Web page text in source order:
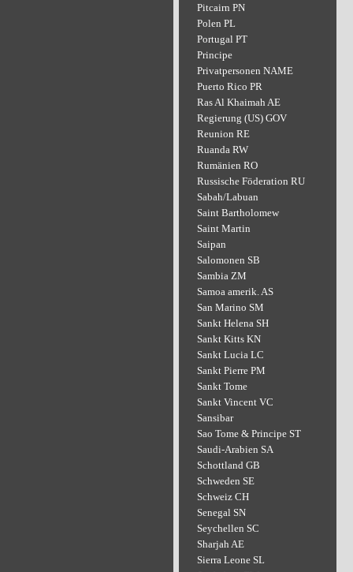
Pitcairn PN
Polen PL
Portugal PT
Principe
Privatpersonen NAME
Puerto Rico PR
Ras Al Khaimah AE
Regierung (US) GOV
Reunion RE
Ruanda RW
Rumänien RO
Russische Föderation RU
Sabah/Labuan
Saint Bartholomew
Saint Martin
Saipan
Salomonen SB
Sambia ZM
Samoa amerik. AS
San Marino SM
Sankt Helena SH
Sankt Kitts KN
Sankt Lucia LC
Sankt Pierre PM
Sankt Tome
Sankt Vincent VC
Sansibar
Sao Tome & Principe ST
Saudi-Arabien SA
Schottland GB
Schweden SE
Schweiz CH
Senegal SN
Seychellen SC
Sharjah AE
Sierra Leone SL